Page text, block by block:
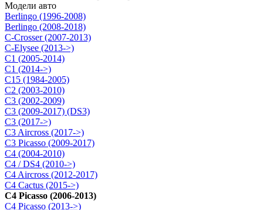
Модели авто
Berlingo (1996-2008)
Berlingo (2008-2018)
C-Crosser (2007-2013)
C-Elysee (2013->)
C1 (2005-2014)
C1 (2014->)
C15 (1984-2005)
C2 (2003-2010)
C3 (2002-2009)
C3 (2009-2017) (DS3)
C3 (2017->)
C3 Aircross (2017->)
C3 Picasso (2009-2017)
C4 (2004-2010)
C4 / DS4 (2010->)
C4 Aircross (2012-2017)
C4 Cactus (2015->)
C4 Picasso (2006-2013)
C4 Picasso (2013->)